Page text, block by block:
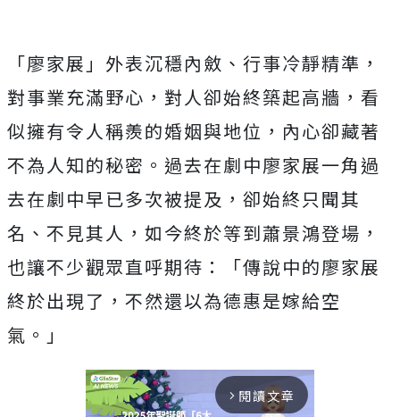
「廖家展」外表沉穩內斂、行事冷靜精準，
對事業充滿野心， 對人卻始終築起高牆，看
似擁有令人稱羨的婚姻與地位， 內心卻藏著
不為人知的秘密。 過去在劇中廖家展一角過
去在劇中早已多次被提及， 卻始終只聞其
名、不見其人，如今終於等到蕭景鴻登場，
也讓不少觀眾直呼期待：「傳說中的廖家展
終於出現了， 不然還以為德惠是嫁給空
氣。」
arrow_forward_ios 閱讀文章